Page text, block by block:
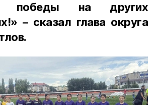
победы на других
– сказал глава округа